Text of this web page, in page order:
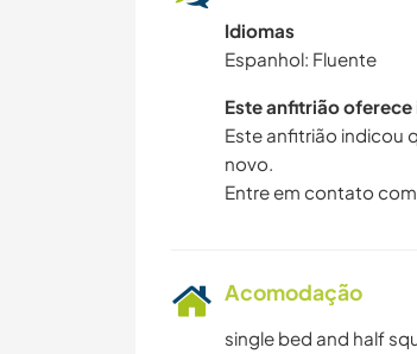
Idiomas
Espanhol: Fluente
Este anfitrião
Este anfitrião indicou
novo.
Entre em contato
Acomodação
single bed and half